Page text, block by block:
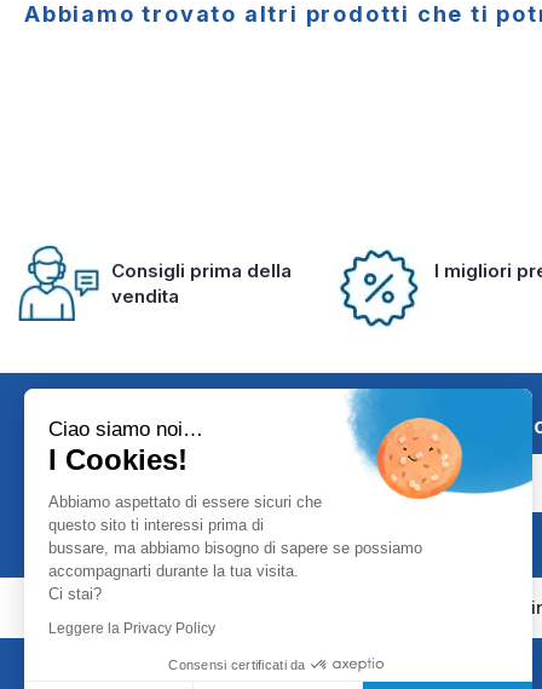
Abbiamo trovato altri prodotti che ti
Consigli prima della
vendita
I migliori
Iscriviti alla
Girodmedical è presente anche
Ciao siamo noi…
I Cookies!
Abbiamo aspettato di essere sicuri che
questo sito ti interessi prima di
bussare, ma abbiamo bisogno di sapere se possiamo
accompagnarti durante la tua visita.
Ci stai?
Leggere la Privacy Policy
Consensi certificati da